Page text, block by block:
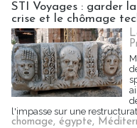
STI Voyages : garder
crise et le chômage
l'impasse sur une
chomage, égypte,